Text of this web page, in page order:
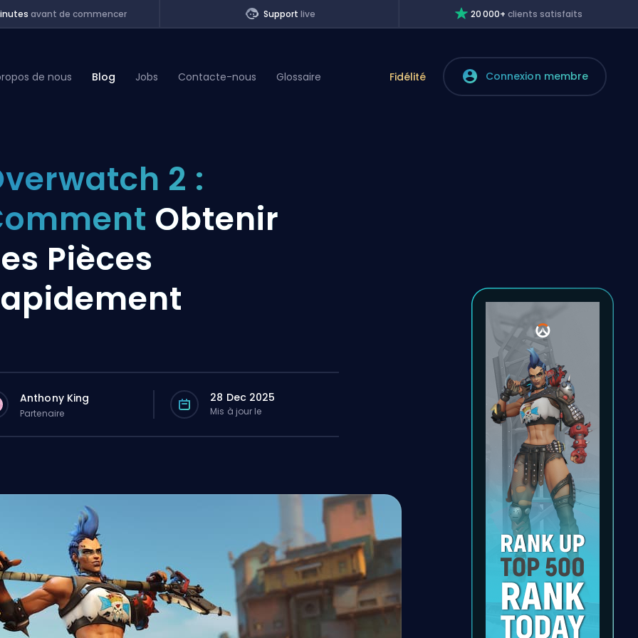
avant de commencer Support live 20 000+clients satisfaits
de nous Blog Jobs Contacte-nous Glossaire Fidélité Connexion membre
2 :
Obtenir
Pièces
Anthony King
Partenaire
28 Dec 2025
Mis à jour le